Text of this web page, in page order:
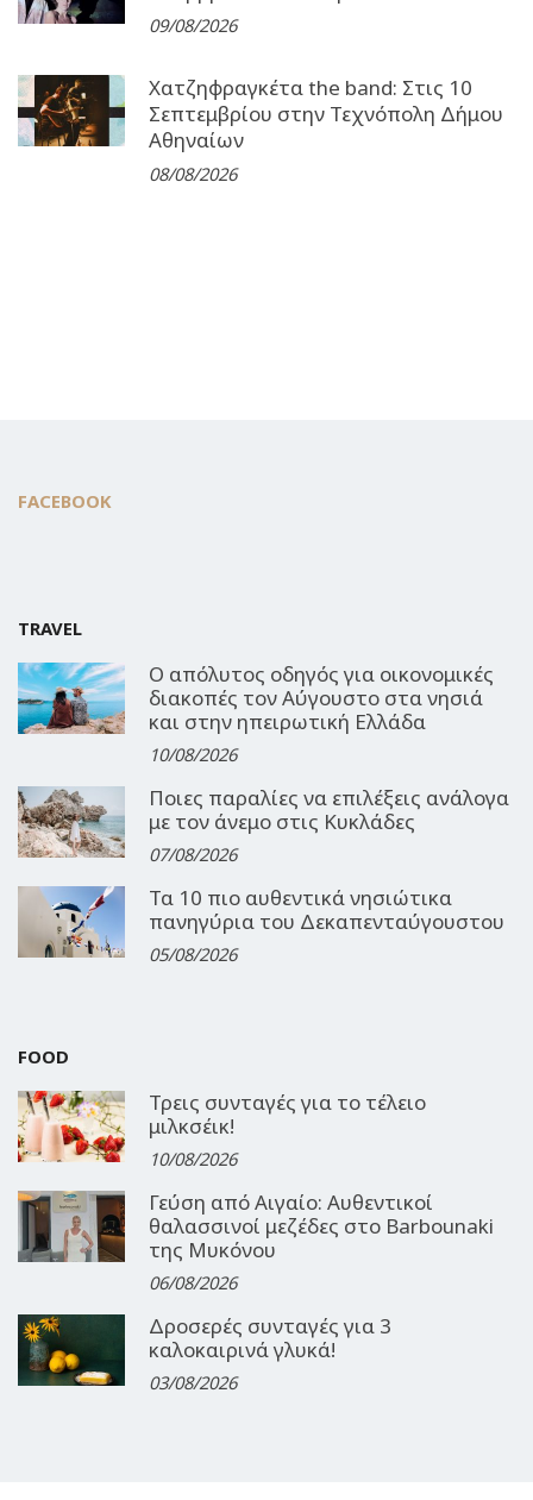
09/08/2026
Χατζηφραγκέτα the band: Στις 10
Σεπτεμβρίου στην Τεχνόπολη Δήμου
Αθηναίων
08/08/2026
FACEBOOK
TRAVEL
Ο απόλυτος οδηγός για οικονομικές
διακοπές τον Αύγουστο στα νησιά
και στην ηπειρωτική Ελλάδα
10/08/2026
Ποιες παραλίες να επιλέξεις ανάλογα
με τον άνεμο στις Κυκλάδες
07/08/2026
Τα 10 πιο αυθεντικά νησιώτικα
πανηγύρια του Δεκαπενταύγουστου
05/08/2026
FOOD
Τρεις συνταγές για το τέλειο
μιλκσέικ!
10/08/2026
Γεύση από Αιγαίο: Αυθεντικοί
θαλασσινοί μεζέδες στο Barbounaki
της Μυκόνου
06/08/2026
Δροσερές συνταγές για 3
καλοκαιρινά γλυκά!
03/08/2026